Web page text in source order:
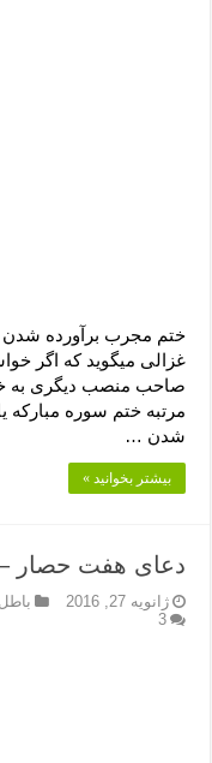
ختم مجرب برآورده
غزالی میگوید که اگر
صاحب منصب دیگری به
مرتبه ختم سوره مبارکه
شدن …
بیشتر بخوانید »
دعای هفت حصار
ژانویه 27, 2016
3